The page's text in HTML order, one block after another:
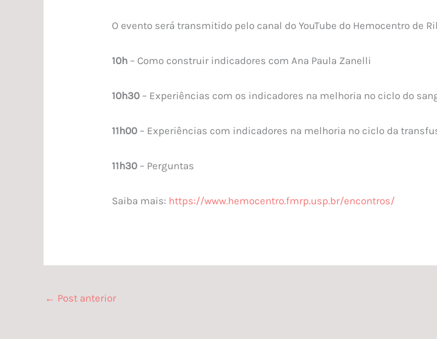
O evento será transmitido pelo canal do YouTube do Hemocentro de
10h – Como construir indicadores com Ana Paula Zanelli
10h30 – Experiências com os indicadores na melhoria no ciclo do
11h00 – Experiências com indicadores na melhoria no ciclo da
11h30 – Perguntas
Saiba mais: https://www.hemocentro.fmrp.usp.br/encontros/
← Post anterior